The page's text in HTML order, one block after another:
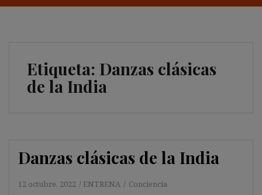
Etiqueta: Danzas clásicas
de la India
Danzas clásicas de la India
12 octubre, 2022 ENTRENA Conciencia